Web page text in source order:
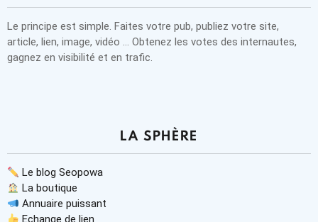
Le principe est simple. Faites votre pub, publiez votre site,
article, lien, image, vidéo … Obtenez les votes des internautes,
gagnez en visibilité et en trafic.
LA SPHÈRE
Le blog Seopowa
La boutique
Annuaire puissant
Echange de lien